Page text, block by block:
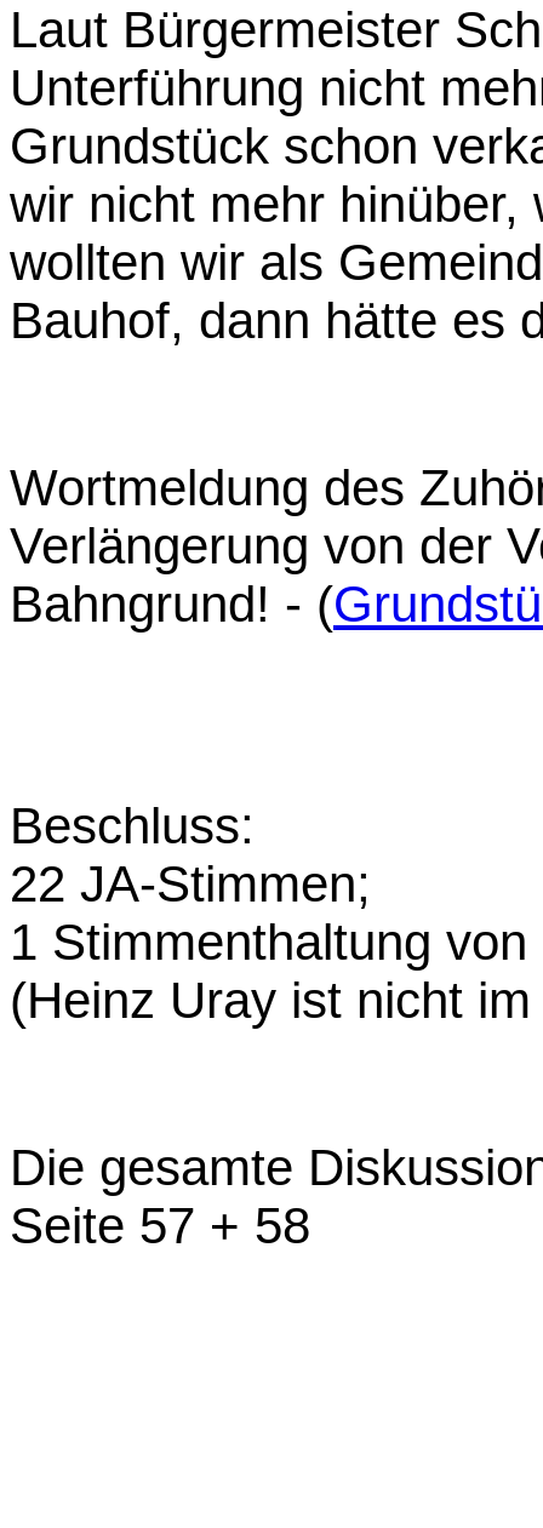
Laut Bürgermeister
Unterführung nicht
Grundstück schon
wir nicht mehr
wollten wir als
Bauhof, dann hätte es
Wortmeldung des
Verlängerung von der
Bahngrund! - (
Beschluss:
22 JA-Stimmen;
1 Stimmenthaltung
(Heinz Uray ist nicht
Die gesamte
Seite 57 + 58